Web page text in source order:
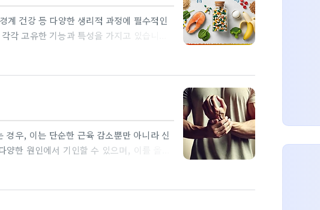
건강 등 다양한 생리적 과정에 필수적인
고유한 기능과 특성을 가지고 있습니다.
은 특정 효소 반응에서 조효소(coenzyme)
기능 유지에 중요합니다.부족 시 증상: 베
약화.식품군..
우, 이는 단순한 근육 감소뿐만 아니라 신
한 원인에서 기인할 수 있으며, 이를 올바
움직임에도 힘이 부족해 떨림이 발생할 수
근육량이 감소하면 이런 증상이 더 두드러집